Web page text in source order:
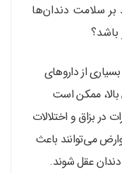
بر سلامت دندان‌ها
باشد؟
بسیاری از داروهای
بالا، ممکن است
در بزاق و اختلالات
می‌توانند باعث
عقل شوند.